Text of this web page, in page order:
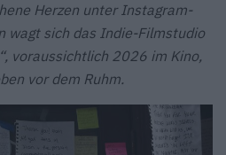
Herzen unter Instagram-
wagt sich das Indie-Filmstudio
voraussichtlich 2026 im Kino,
vor dem Ruhm.